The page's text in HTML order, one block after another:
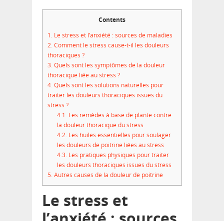
Contents
1. Le stress et l’anxiété : sources de maladies
2.Comment le stress cause-t-il les douleurs
thoraciques ?
3.Quels sont les symptômes de la douleur
thoracique liée au stress ?
4.Quels sont les solutions naturelles pour
traiter les douleurs thoraciques issues du
stress ?
4.1.Les remèdes à base de plante contre
la douleur thoracique du stress
4.2.Les huiles essentielles pour soulager
les douleurs de poitrine liées au stress
4.3.Les pratiques physiques pour traiter
les douleurs thoraciques issues du stress
5.Autres causes de la douleur de poitrine
Le stress et